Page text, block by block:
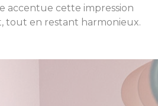
accentue cette impression
tout en restant harmonieux.